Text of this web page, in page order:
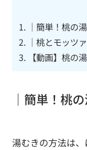
1. ｜簡単！桃の
2. ｜桃とモッツ
3. 【動画】桃の
｜簡単！桃
湯むきの方法は、